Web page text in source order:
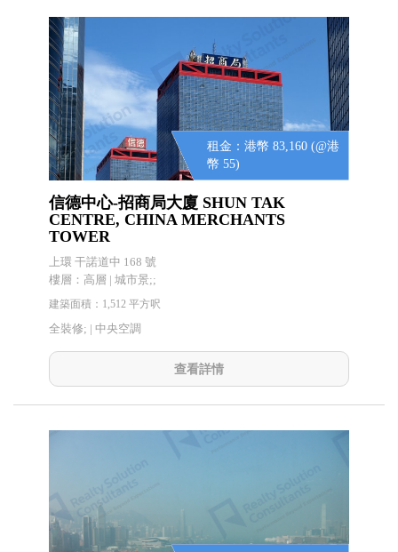
租金：港幣 83,160 (@港
幣 55)
信德中心-招商局大廈 SHUN TAK
CENTRE, CHINA MERCHANTS
TOWER
上環 干諾道中 168 號
樓層：高層 | 城市景;;
建築面積：1,512 平方呎
全裝修; | 中央空調
查看詳情